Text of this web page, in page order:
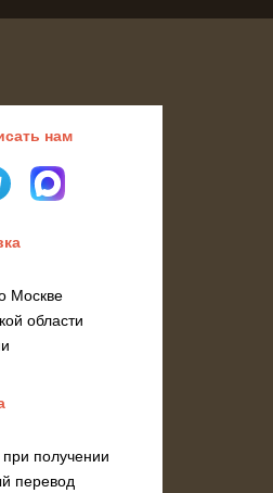
нам
Москве
области
получении
перевод